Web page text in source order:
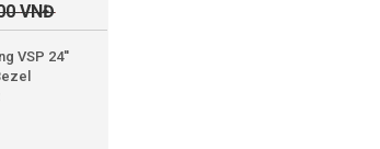
VNĐ
VSP 24''